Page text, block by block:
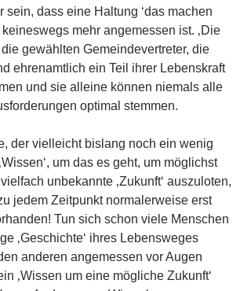
sein, dass eine Haltung ‘das machen
mehr angemessen ist. ‚Die
gewählten Gemeindevertreter, die
ehrenamtlich ein Teil ihrer Lebenskraft
und sie alleine können niemals alle
optimal stemmen.
der vielleicht bislang noch ein wenig
um das es geht, um möglichst
unbekannte ‚Zukunft‘ auszuloten,
jedem Zeitpunkt normalerweise erst
Tun sich schon viele Menschen
‚Geschichte‘ ihres Lebensweges
anderen angemessen vor Augen
‚Wissen um eine mögliche Zukunft‘